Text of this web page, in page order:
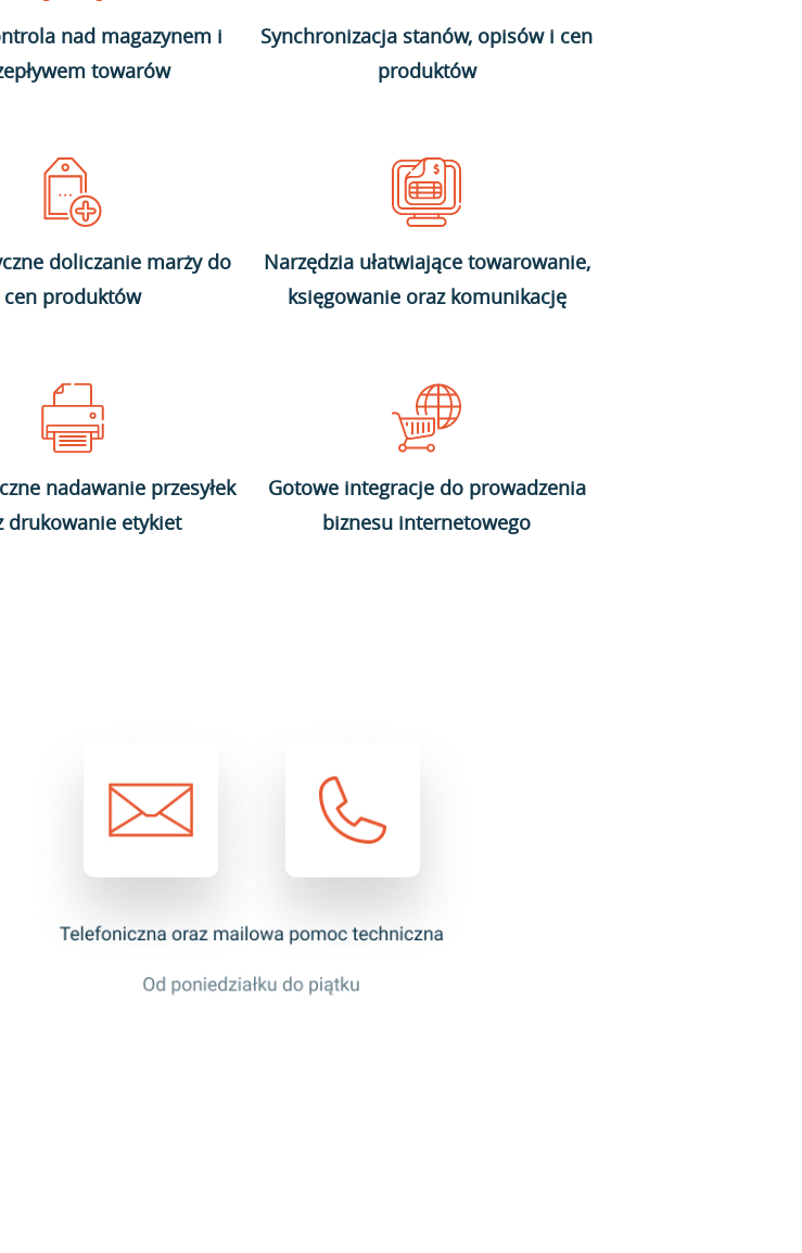
nad magazynem i
towarów
Synchronizacja stanów, opisów i cen
produktów
doliczanie marży do
cen produktów
Narzędzia ułatwiające towarowanie,
księgowanie oraz komunikację
nadawanie przesyłek
drukowanie etykiet
Gotowe integracje do prowadzenia
biznesu internetowego